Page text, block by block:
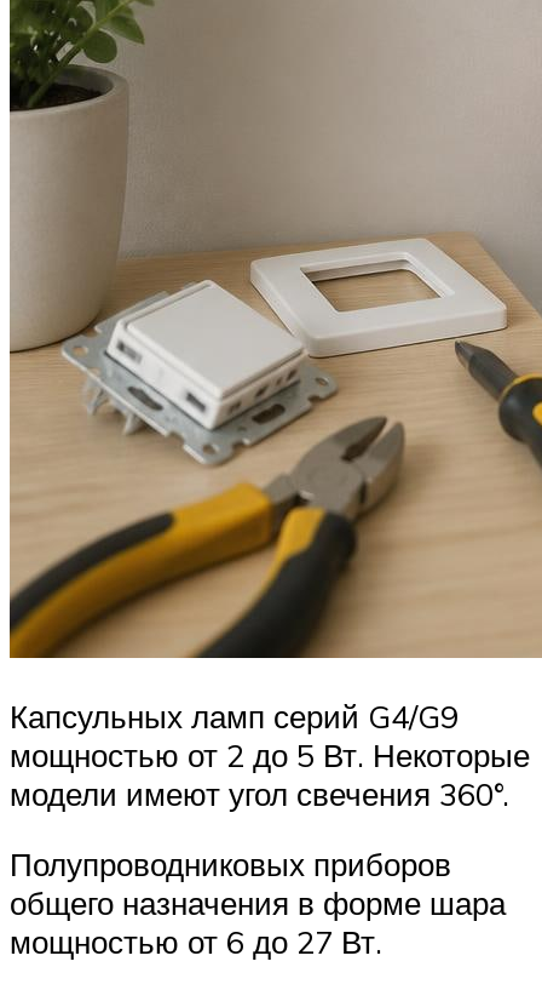
Капсульных ламп серий G4/G9
мощностью от 2 до 5 Вт. Некоторые
модели имеют угол свечения 360°.
Полупроводниковых приборов
общего назначения в форме шара
мощностью от 6 до 27 Вт.